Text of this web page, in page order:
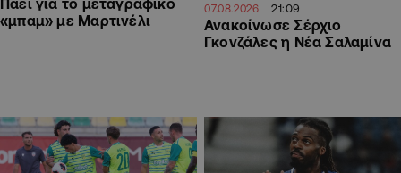
Πάει για το μεταγραφικό
«μπαμ» με Μαρτινέλι
07.08.2026 21:09
Ανακοίνωσε Σέρχιο
Γκονζάλες η Νέα Σαλαμίνα